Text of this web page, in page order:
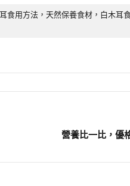
食用方法，天然保養食材，白木耳
營養比一比，優